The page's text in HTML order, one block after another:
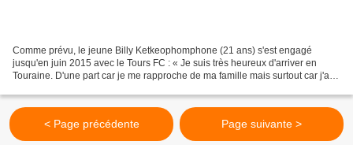
Comme prévu, le jeune Billy Ketkeophomphone (21 ans) s'est engagé
jusqu'en juin 2015 avec le Tours FC : « Je suis très heureux d'arriver en
Touraine. D'une part car je me rapproche de ma famille mais surtout car j'ai
< Page précédente Page suivante >